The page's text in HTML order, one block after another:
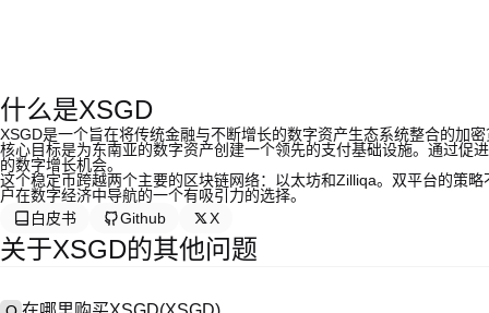
什么是XSGD
XSGD是一个旨在将传统金融与不断增长的数字资产生态系统整合的加
核心目标是为东南亚的数字资产创建一个领先的支付基础设施。通过促
的数字增长机会。
这个稳定币跨越两个主要的区块链网络：以太坊和Zilliqa。双平台的策
户在数字经济中导航的一个有吸引力的选择。
白皮书
Github X
关于XSGD的其他问题